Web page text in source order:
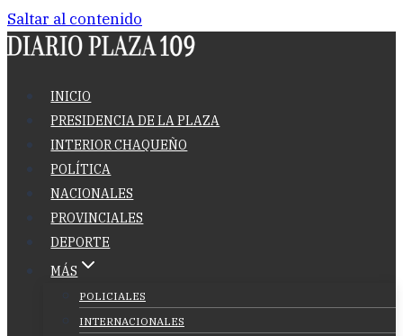
Saltar al contenido
INICIO
PRESIDENCIA DE LA PLAZA
INTERIOR CHAQUEÑO
POLÍTICA
NACIONALES
PROVINCIALES
DEPORTE
MÁS
POLICIALES
INTERNACIONALES